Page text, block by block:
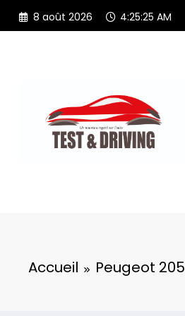
Aller
8 août 2026 4:25:26 AM
Accueil Peugeot 205